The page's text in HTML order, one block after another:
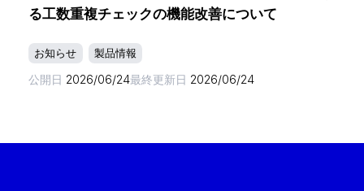
る工数重複チェックの機能改善について
お知らせ 製品情報
公開日 2026/06/24最終更新日 2026/06/24